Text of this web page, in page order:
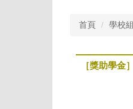
首頁 學校
［獎助學金